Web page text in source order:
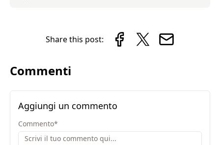
Share this post:
Commenti
Aggiungi un commento
Commento*